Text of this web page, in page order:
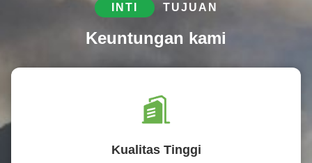
INTI TUJUAN
Keuntungan kami
Kualitas Tinggi